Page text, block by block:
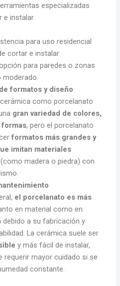
especializadas
e instalar
para uso residencial
cortar e instalar
para paredes o zonas
moderado.
formatos y diseño
como porcelanato
gran variedad de colores,
formas, pero el porcelanato
formatos más grandes y
imitan materiales
(como madera o piedra) con
el porcelanato es más
en material como en
debido a su fabricación y
La cerámica suele ser
y más fácil de instalar,
requerir mayor cuidado si se
constante.